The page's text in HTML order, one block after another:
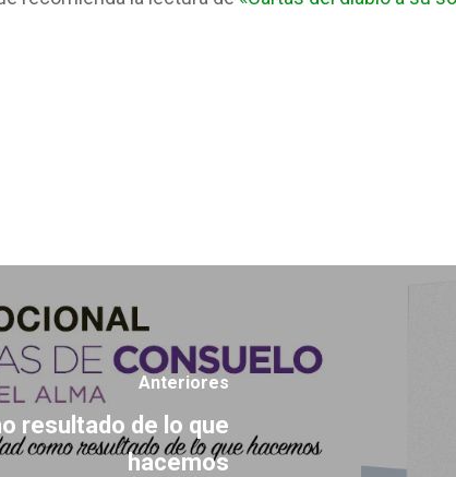
Anteriores
resultado de lo que
hacemos